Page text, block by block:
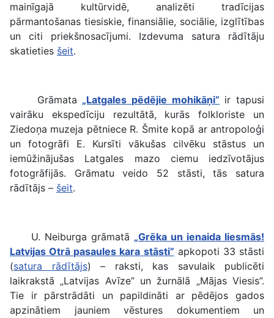
mainīgajā kultūrvidē, analizēti tradīcijas
pārmantošanas tiesiskie, finansiālie, sociālie, izglītības
un citi priekšnosacījumi. Izdevuma satura rādītāju
skatieties šeit.
Grāmata „Latgales pēdējie mohikāņi” ir tapusi
vairāku ekspedīciju rezultātā, kurās folkloriste un
Ziedoņa muzeja pētniece R. Šmite kopā ar antropoloģi
un fotogrāfi E. Kursīti vākušas cilvēku stāstus un
iemūžinājušas Latgales mazo ciemu iedzīvotājus
fotogrāfijās. Grāmatu veido 52 stāsti, tās satura
rādītājs – šeit.
U. Neiburga grāmatā „Grēka un ienaida liesmās!
Latvijas Otrā pasaules kara stāsti” apkopoti 33 stāsti
(satura rādītājs) – raksti, kas savulaik publicēti
laikrakstā „Latvijas Avīze” un žurnālā „Mājas Viesis”.
Tie ir pārstrādāti un papildināti ar pēdējos gados
apzinātiem jauniem vēstures dokumentiem un